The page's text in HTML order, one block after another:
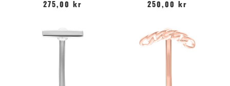
275,00 kr 250,00 kr